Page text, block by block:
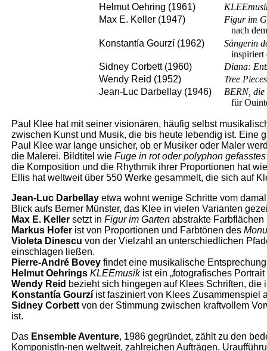
Helmut Oehring (1961)
Max E. Keller (1947)
Figur im
nach
Konstantía Gourzí (1962)
Sängerin
inspiriert
Sidney Corbett (1960)
Diana:
Wendy Reid (1952)
Tree Pieces
Jean-Luc Darbellay (1946)
BERN, die
für
Paul Klee hat mit seiner visionären, häufig selbst
zwischen Kunst und Musik, die bis heute lebendig ist. Eine
Paul Klee war lange unsicher, ob er Musiker oder Maler
die Malerei. Bildtitel wie Fuge in rot oder polyphon
die Komposition und die Rhythmik ihrer Proportionen hat
Ellis hat weltweit über 550 Werke gesammelt, die sich auf
Jean-Luc Darbellay etwa wohnt wenige Schritte vom
Blick aufs Berner Münster, das Klee in vielen Varianten
Max E. Keller setzt in Figur im Garten abstrakte
Markus Hofer ist von Proportionen und Farbtönen des
Violeta Dinescu von der Vielzahl an unterschiedlichen
einschlagen ließen.
Pierre-André Bovey findet eine musikalische
Helmut Oehrings KLEEmusik ist ein „fotografisches
Wendy Reid bezieht sich hingegen auf Klees Schriften,
Konstantía Gourzí ist fasziniert von Klees Zusammenspiel
Sidney Corbett von der Stimmung zwischen kraftvollem
ist.
Das Ensemble Aventure, 1986 gegründet, zählt zu den
KomponistIn-nen weltweit, zahlreichen Aufträgen,